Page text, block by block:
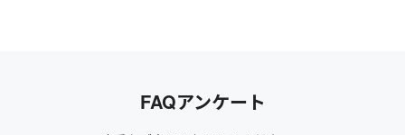
FAQアンケート